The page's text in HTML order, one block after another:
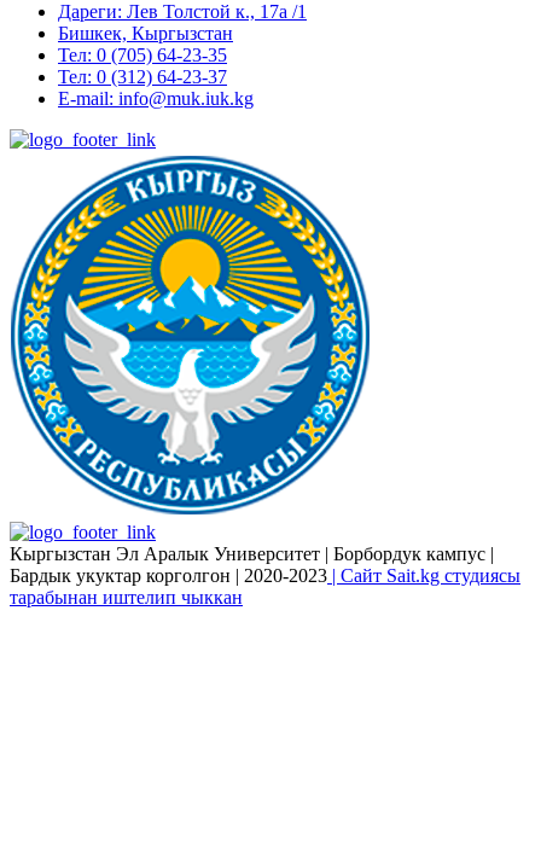
Дареги: Лев Толстой к., 17а /1
Бишкек, Кыргызстан
Тел: 0 (705) 64-23-35
Тел: 0 (312) 64-23-37
E-mail: info@muk.iuk.kg
Кыргызстан Эл Аралык Университет | Борбордук кампус |
Бардык укуктар корголгон | 2020-2023 | Сайт Sait.kg студиясы
тарабынан иштелип чыккан